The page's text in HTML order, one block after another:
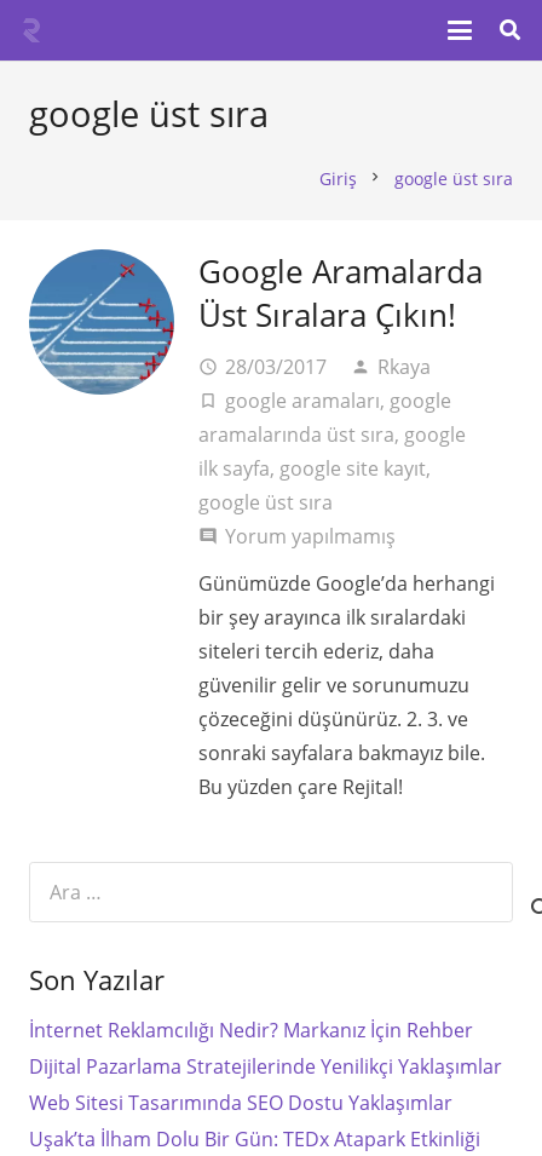
google üst sıra
Giriş chevron_right google üst sıra
Google Aramalarda
Üst Sıralara Çıkın!
access_time 28/03/2017 person Rkaya
turned_in_not google aramaları, google
aramalarında üst sıra, google
ilk sayfa, google site kayıt,
google üst sıra
comment
Yorum yapılmamış
Günümüzde Google’da herhangi
bir şey arayınca ilk sıralardaki
siteleri tercih ederiz, daha
güvenilir gelir ve sorunumuzu
çözeceğini düşünürüz. 2. 3. ve
sonraki sayfalara bakmayız bile.
Bu yüzden çare Rejital!
Son Yazılar
İnternet Reklamcılığı Nedir? Markanız İçin Rehber
Dijital Pazarlama Stratejilerinde Yenilikçi Yaklaşımlar
Web Sitesi Tasarımında SEO Dostu Yaklaşımlar
Uşak’ta İlham Dolu Bir Gün: TEDx Atapark Etkinliği